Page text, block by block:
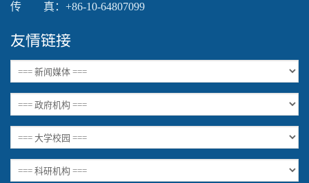
传 真：+86-10-64807099
友情链接